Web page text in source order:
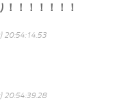
！！！！！！
20:54:14.53
20:54:39.28